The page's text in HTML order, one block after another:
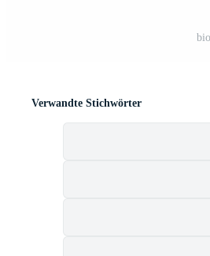
Verwandte Stichwörter